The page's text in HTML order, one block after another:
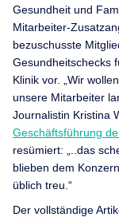
Gesundheit und
Mitarbeiter-
bezuschusste
Gesundheitschecks
Klinik vor. „Wir
unsere Mitarbeiter
Journalistin Kristina
Geschäftsführung
resümiert: „..das
blieben dem
üblich treu.“
Der vollständige